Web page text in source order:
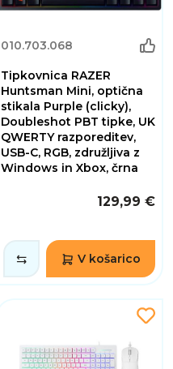
010.703.068
Tipkovnica RAZER
Huntsman Mini, optična
stikala Purple (clicky),
Doubleshot PBT tipke, UK
QWERTY razporeditev,
USB-C, RGB, združljiva z
Windows in Xbox, črna
129,99 €
V košarico